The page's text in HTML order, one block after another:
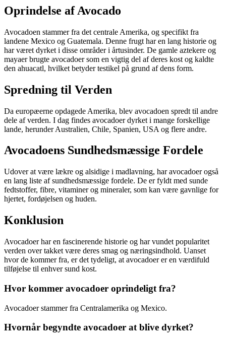
Oprindelse af Avocado
Avocadoen stammer fra det centrale Amerika, og specifikt fra
landene Mexico og Guatemala. Denne frugt har en lang historie og
har været dyrket i disse områder i årtusinder. De gamle aztekere og
mayaer brugte avocadoer som en vigtig del af deres kost og kaldte
den ahuacatl, hvilket betyder testikel på grund af dens form.
Spredning til Verden
Da europæerne opdagede Amerika, blev avocadoen spredt til andre
dele af verden. I dag findes avocadoer dyrket i mange forskellige
lande, herunder Australien, Chile, Spanien, USA og flere andre.
Avocadoens Sundhedsmæssige Fordele
Udover at være lækre og alsidige i madlavning, har avocadoer også
en lang liste af sundhedsmæssige fordele. De er fyldt med sunde
fedtstoffer, fibre, vitaminer og mineraler, som kan være gavnlige for
hjertet, fordøjelsen og huden.
Konklusion
Avocadoer har en fascinerende historie og har vundet popularitet
verden over takket være deres smag og næringsindhold. Uanset
hvor de kommer fra, er det tydeligt, at avocadoer er en værdifuld
tilføjelse til enhver sund kost.
Hvor kommer avocadoer oprindeligt fra?
Avocadoer stammer fra Centralamerika og Mexico.
Hvornår begyndte avocadoer at blive dyrket?